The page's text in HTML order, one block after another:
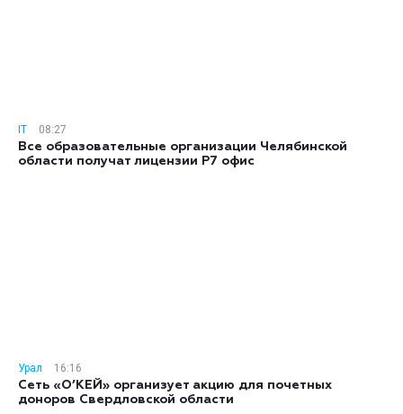
IT
08:27
Все образовательные организации Челябинской
области получат лицензии Р7 офис
Урал
16:16
Сеть «О’КЕЙ» организует акцию для почетных
доноров Свердловской области